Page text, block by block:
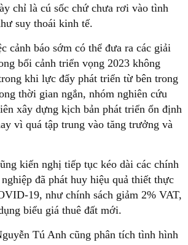
chỉ là cú sốc chứ chưa rơi vào tình
suy thoái kinh tế.
cảnh báo sớm có thể đưa ra các giải
bối cảnh triển vọng 2023 không
khi lực đẩy phát triển từ bên trong
thời gian ngắn, nhóm nghiên cứu
xây dựng kịch bản phát triển ổn định
vì quá tập trung vào tăng trưởng và
kiến nghị tiếp tục kéo dài các chính
đã phát huy hiệu quả thiết thực
19, như chính sách giảm 2% VAT,
biểu giá thuê đất mới.
Tú Anh cũng phân tích tình hình